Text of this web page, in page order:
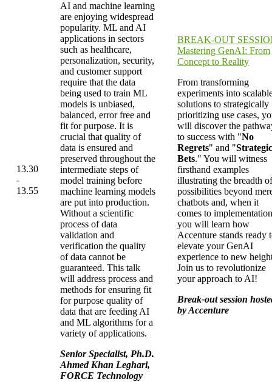
13.30
-
13.55
AI and machine learning
are enjoying widespread
popularity. ML and AI
applications in sectors
such as healthcare,
personalization, security,
and customer support
require that the data
being used to train ML
models is unbiased,
balanced, error free and
fit for purpose. It is
crucial that quality of
data is ensured and
preserved throughout the
intermediate steps of
model training before
machine learning models
are put into production.
Without a scientific
process of data
validation and
verification the quality
of data cannot be
guaranteed. This talk
will address process and
methods for ensuring fit
for purpose quality of
data that are feeding AI
and ML algorithms for a
variety of applications.
Senior Specialist, Ph.D.
Ahmed Khan Leghari,
FORCE Technology
BREAK-OUT
Mastering GenAI: From
Concept to Reality
From transforming
experiments into
solutions to strategically
prioritizing use cases,
will discover the
to success with "No
Regrets" and "Strategic
Bets." You will witness
firsthand examples
illustrating the breadth of
possibilities beyond
chatbots and, when it
comes to
you will learn how
Accenture stands ready
elevate your GenAI
experience to new
Join us to revolutionize
your approach to AI!
Break-out session
by Accenture